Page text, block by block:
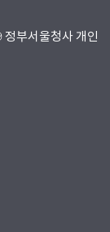
부서울청사 개인